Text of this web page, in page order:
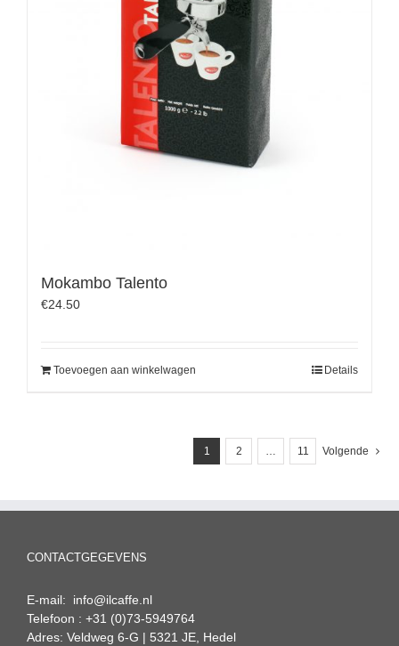
Mokambo Talento
€24.50
Toevoegen aan winkelwagen Details
1 2 … 11 Volgende
CONTACTGEGEVENS
E-mail: info@ilcaffe.nl
Telefoon : +31 (0)73-5949764
Adres: Veldweg 6-G | 5321 JE, Hedel